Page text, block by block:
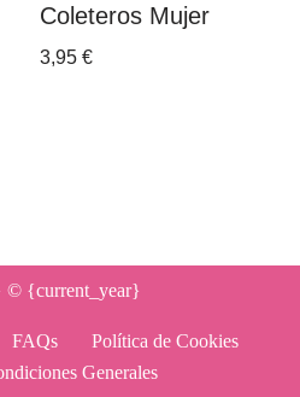
Coleteros Mujer
3,95€
© {current_year}
FAQs
Política de Cookies
Generales